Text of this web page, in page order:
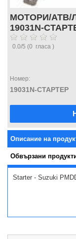
МОТОРИ/АТВ/
19031N-
0.0/5 (0 гласа )
Номер:
19031N-СТАРТЕР
Описание на
Обвързани
Starter - Suzuki